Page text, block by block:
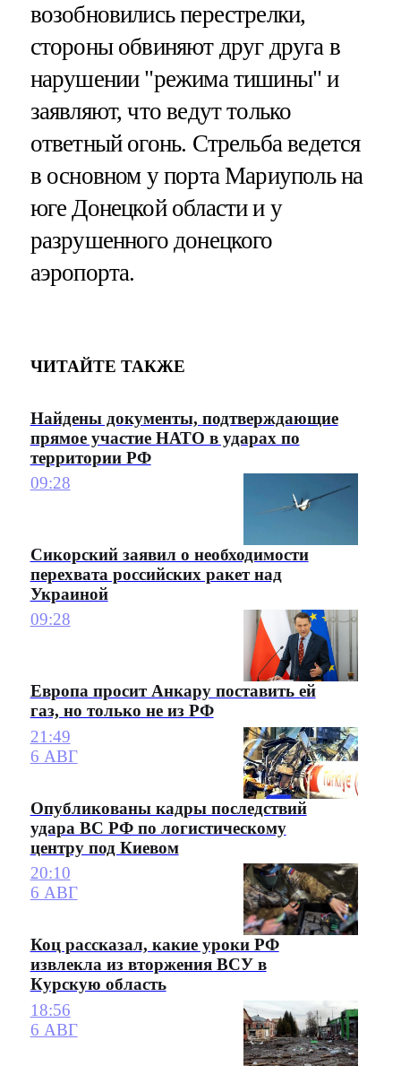
возобновились перестрелки,
стороны обвиняют друг друга в
нарушении "режима тишины" и
заявляют, что ведут только
ответный огонь. Стрельба ведется
в основном у порта Мариуполь на
юге Донецкой области и у
разрушенного донецкого
аэропорта.
ЧИТАЙТЕ ТАКЖЕ
Найдены документы, подтверждающие
прямое участие НАТО в ударах по
территории РФ
09:28
Сикорский заявил о необходимости
перехвата российских ракет над
Украиной
09:28
Европа просит Анкару поставить ей
газ, но только не из РФ
21:49
6 АВГ
Опубликованы кадры последствий
удара ВС РФ по логистическому
центру под Киевом
20:10
6 АВГ
Коц рассказал, какие уроки РФ
извлекла из вторжения ВСУ в
Курскую область
18:56
6 АВГ